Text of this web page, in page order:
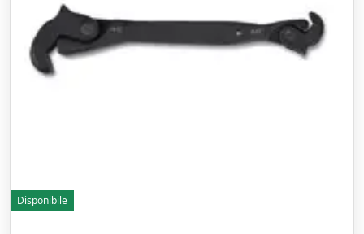
Disponibile